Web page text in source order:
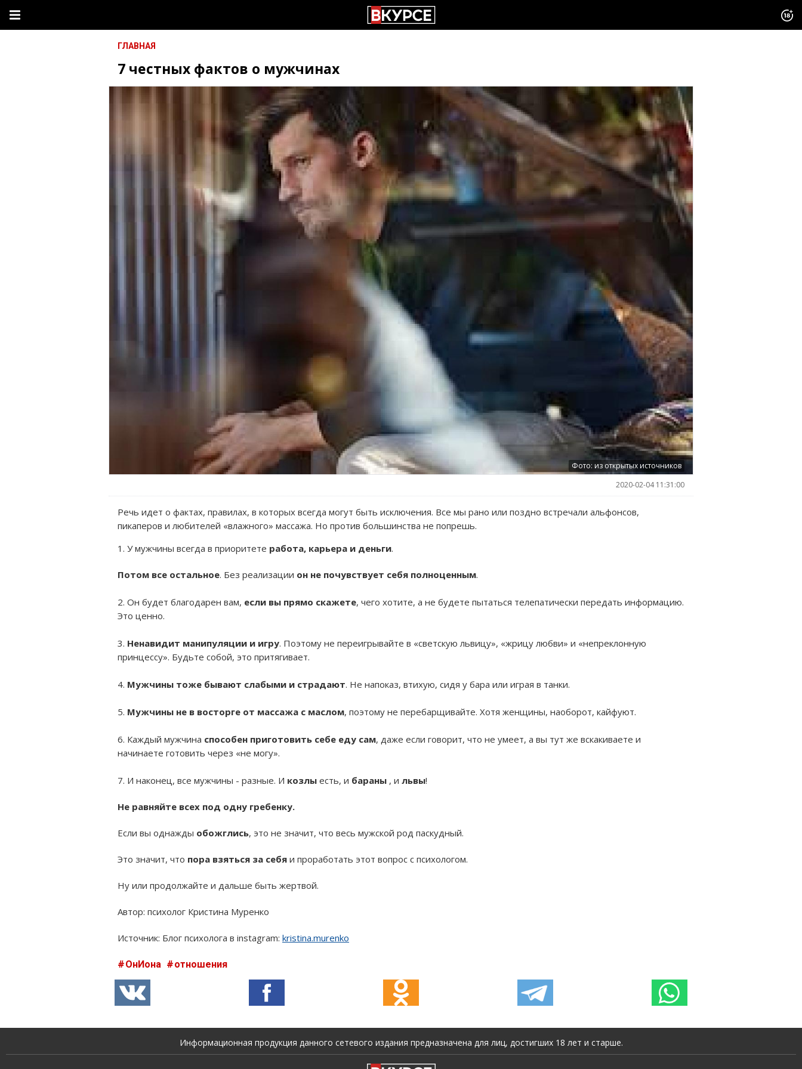
ГЛАВНАЯ
7 честных фактов о мужчинах
Фото: из открытых источников
2020-02-04 11:31:00
Речь идет о фактах, правилах, в которых всегда могут быть исключения. Все мы рано или поздно встречали альфонсов,
пикаперов и любителей «влажного» массажа. Но против большинства не попрешь.
1. У мужчины всегда в приоритете работа, карьера и деньги.
Потом все остальное. Без реализации он не почувствует себя полноценным.
2. Он будет благодарен вам, если вы прямо скажете, чего хотите, а не будете пытаться телепатически передать информацию.
Это ценно.
3. Ненавидит манипуляции и игру. Поэтому не переигрывайте в «светскую львицу», «жрицу любви» и «непреклонную
принцессу». Будьте собой, это притягивает.
4. Мужчины тоже бывают слабыми и страдают. Не напоказ, втихую, сидя у бара или играя в танки.
5. Мужчины не в восторге от массажа с маслом, поэтому не перебарщивайте. Хотя женщины, наоборот, кайфуют.
6. Каждый мужчина способен приготовить себе еду сам, даже если говорит, что не умеет, а вы тут же вскакиваете и
начинаете готовить через «не могу».
7. И наконец, все мужчины - разные. И козлы есть, и бараны , и львы!
Не равняйте всех под одну гребенку.
Если вы однажды обожглись, это не значит, что весь мужской род паскудный.
Это значит, что пора взяться за себя и проработать этот вопрос с психологом.
Ну или продолжайте и дальше быть жертвой.
Автор: психолог Кристина Муренко
Источник: Блог психолога в instagram: kristina.murenko
ОнИона отношения
Информационная продукция данного сетевого издания предназначена для лиц, достигших 18 лет и старше.